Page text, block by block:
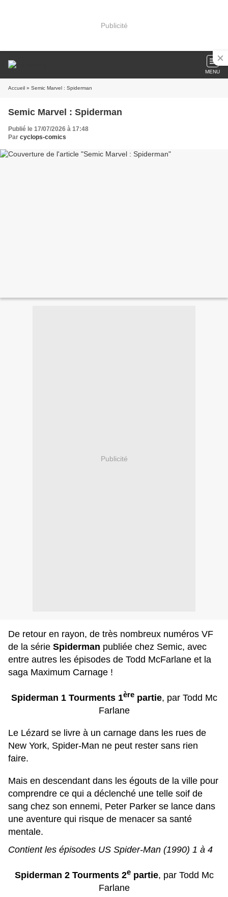
Publicité
MENU
Accueil » Semic Marvel : Spiderman
Semic Marvel : Spiderman
Publié le 17/07/2026 à 17:48
Par cyclops-comics
Publicité
De retour en rayon, de très nombreux numéros VF
de la série Spiderman publiée chez Semic, avec
entre autres les épisodes de Todd McFarlane et la
saga Maximum Carnage !
Spiderman 1 Tourments 1èrepartie, par Todd Mc
Farlane
Le Lézard se livre à un carnage dans les rues de
New York, Spider-Man ne peut rester sans rien
faire.
Mais en descendant dans les égouts de la ville pour
comprendre ce qui a déclenché une telle soif de
sang chez son ennemi, Peter Parker se lance dans
une aventure qui risque de menacer sa santé
mentale.
Contient les épisodes US Spider-Man (1990) 1 à 4
Spiderman 2 Tourments 2epartie, par Todd Mc
Farlane